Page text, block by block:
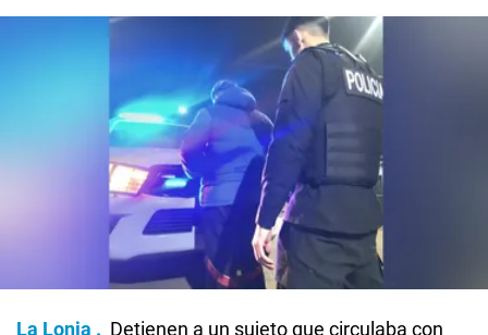
La Lonja
Detienen a un sujeto que circulaba con